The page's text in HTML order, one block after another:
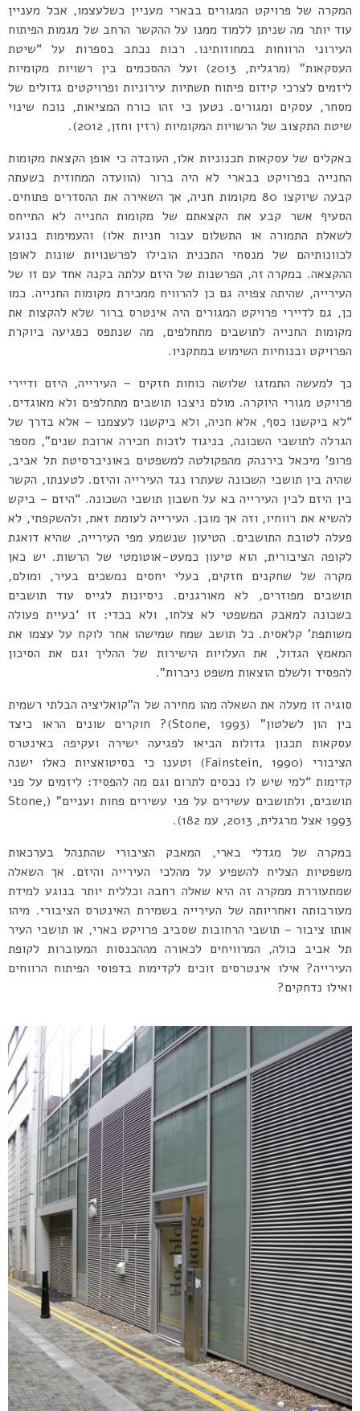
המקרה של פרויקט המגורים בבארי מעניין כשלעצמו, אבל מעניין
עוד יותר מה שניתן ללמוד ממנו על ההקשר הרחב של מגמות הפיתוח
העירוני הרווחות במחוזותינו. רבות נכתב בספרות על “שיטת
העסקאות” (מרגלית, 2013) ועל ההסכמים בין רשויות מקומיות
ליזמים לצרכי קידום פיתוח תשתיות עירוניות ופרויקטים גדולים של
מסחר, עסקים ומגורים. נטען כי זהו כורח המציאות, נוכח שינוי
שיטת התקצוב של הרשויות המקומיות (רזין וחזן, 2012).
באקלים של עסקאות תכנוניות אלו, העובדה כי אופן הקצאת מקומות
החנייה בפרויקט בבארי לא היה ברור (הוועדה המחוזית בשעתה
קבעה שיוקצו 80 מקומות חניה, אך השאירה את ההסדרים פתוחים.
הסעיף אשר קבע את הקצאתם של מקומות החנייה לא התייחס
לשאלת התמורה או התשלום עבור חניות אלו) והעמימות בנוגע
לכוונותיהם של מנסחי התכנית הובילו לפרשנויות שונות לאופן
ההקצאה. במקרה זה, הפרשנות של היזם עלתה בקנה אחד עם זו של
העירייה, שהיתה צפויה גם כן להרוויח ממכירת מקומות החנייה. כמו
כן, גם לדיירי פרויקט המגורים היה אינטרס ברור שלא להקצות את
מקומות החנייה לתושבים מתחלפים, מה שנתפס כפגיעה ביוקרת
הפרויקט ובנוחיות השימוש במתקניו.
כך למעשה התמזגו שלושה כוחות חזקים – העירייה, היזם ודיירי
פרויקט מגורי היוקרה. מולם ניצבו תושבים מתחלפים ולא מאוגדים.
“לא ביקשנו כסף, אלא חניה, ולא ביקשנו לעצמנו – אלא בדרך של
הגרלה לתושבי השכונה, בניגוד לזכות חכירה ארוכת שנים”, מספר
פרופ’ מיכאל בירנהק מהפקולטה למשפטים באוניברסיטת תל אביב,
שהיה בין תושבי השכונה שעתרו נגד העירייה והיזם. לטענתו, הקשר
בין היזם לבין העירייה בא על חשבון תושבי השכונה. “היזם – ביקש
להשיא את רווחיו, וזה אך מובן. העירייה לעומת זאת, ולהשקפתי, לא
פעלה לטובת התושבים. הטיעון שנשמע מפי העירייה, שהיא דואגת
לקופה הציבורית, הוא טיעון כמעט-אוטומטי של הרשות. יש כאן
מקרה של שחקנים חזקים, בעלי יחסים נמשכים בעיר, ומולם,
תושבים מפוזרים, לא מאורגנים. ניסיונות לגייס עוד תושבים
בשכונה למאבק המשפטי לא צלחו, ולא בכדי: זו ‘בעיית פעולה
משותפת’ קלאסית. כל תושב שמח שמישהו אחר לוקח על עצמו את
המאמץ הגדול, את העלויות הישירות של ההליך וגם את הסיכון
להפסיד ולשלם הוצאות משפט ניכרות”.
סוגיה זו מעלה את השאלה מהו מחירה של ה”קואליציה הבלתי רשמית
בין הון לשלטון” (Stone, 1993)? חוקרים שונים הראו כיצד
עסקאות תכנון גדולות הביאו לפגיעה ישירה ועקיפה באינטרס
הציבורי (Fainstein, 1990) וטענו כי בסיטואציות כאלו ישנה
קדימות “למי שיש לו נכסים לתרום וגם מה להפסיד: ליזמים על פני
תושבים, ולתושבים עשירים על פני עשירים פחות ועניים” (Stone,
1993 אצל מרגלית, 2013, עמ 182).
במקרה של מגדלי בארי, המאבק הציבורי שהתנהל בערכאות
משפטיות הצליח להשפיע על מהלכי העירייה והיזם. אך השאלה
שמתעוררת ממקרה זה היא שאלה רחבה וכללית יותר בנוגע למידת
מעורבותה ואחריותה של העירייה בשמירת האינטרס הציבורי. מיהו
אותו ציבור – תושבי הרחובות שסביב פרויקט בארי, או תושבי העיר
תל אביב כולה, המרוויחים לכאורה מההכנסות המעוברות לקופת
העירייה? אילו אינטרסים זוכים לקדימות בדפוסי הפיתוח הרווחים
ואילו נדחקים?